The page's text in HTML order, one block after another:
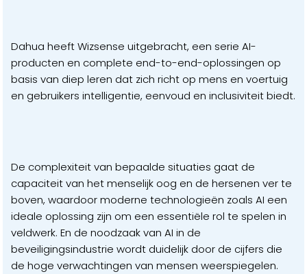
Dahua heeft Wizsense uitgebracht, een serie AI-
producten en complete end-to-end-oplossingen op
basis van diep leren dat zich richt op mens en voertuig
en gebruikers intelligentie, eenvoud en inclusiviteit biedt.
De complexiteit van bepaalde situaties gaat de
capaciteit van het menselijk oog en de hersenen ver te
boven, waardoor moderne technologieën zoals AI een
ideale oplossing zijn om een ​​essentiële rol te spelen in
veldwerk. En de noodzaak van AI in de
beveiligingsindustrie wordt duidelijk door de cijfers die
de hoge verwachtingen van mensen weerspiegelen.